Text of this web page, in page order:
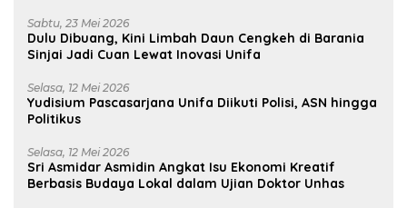
Sabtu, 23 Mei 2026
Dulu Dibuang, Kini Limbah Daun Cengkeh di Barania
Sinjai Jadi Cuan Lewat Inovasi Unifa
Selasa, 12 Mei 2026
Yudisium Pascasarjana Unifa Diikuti Polisi, ASN hingga
Politikus
Selasa, 12 Mei 2026
Sri Asmidar Asmidin Angkat Isu Ekonomi Kreatif
Berbasis Budaya Lokal dalam Ujian Doktor Unhas